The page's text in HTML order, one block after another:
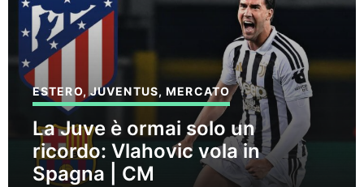
ESTERO, JUVENTUS,MERCATO
La Juve è ormai solo un
ricordo: Vlahovic vola in
Spagna | CM